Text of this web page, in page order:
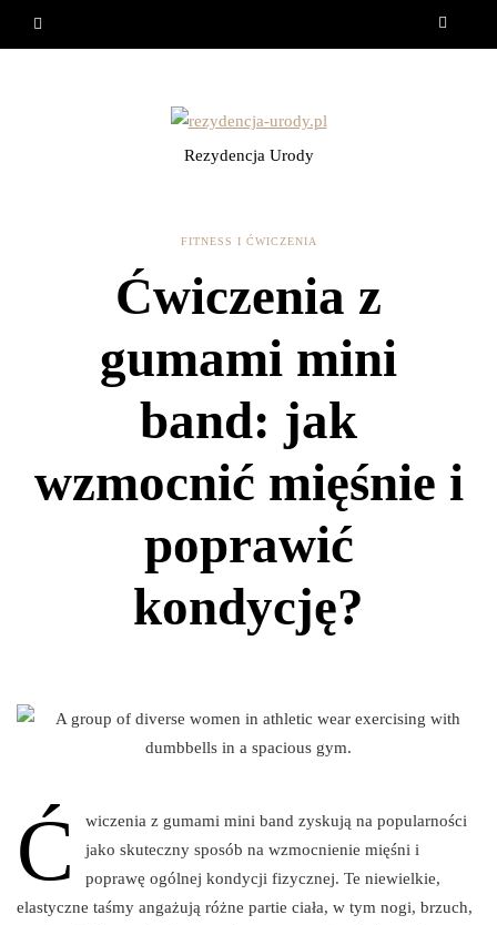
Rezydencja Urody
FITNESS I ĆWICZENIA
Ćwiczenia z
gumami mini
band: jak
wzmocnić mięśnie i
poprawić
kondycję?
Ć
wiczenia z gumami mini band zyskują na popularności
jako skuteczny sposób na wzmocnienie mięśni i
poprawę ogólnej kondycji fizycznej. Te niewielkie,
elastyczne taśmy angażują różne partie ciała, w tym nogi, brzuch,